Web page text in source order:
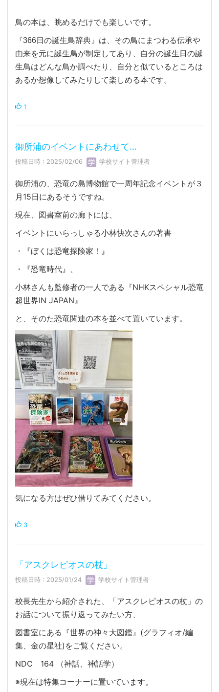
鳥の本は、眺めるだけでも楽しいです。
『366日の誕生鳥辞典』は、その鳥にまつわる伝承や
由来を元に誕生鳥が制定してあり、自分の誕生日の誕
生鳥はどんな鳥か調べたり、自分と似ているところは
あるか想像してみたりして楽しめる本です。
1
御所浦のイベントにあわせて…
投稿日時 : 2025/02/06 学校サイト管理者
御所浦の、恐竜の島博物館で一周年記念イベントが３
月15日にあるそうですね。
現在、図書室前の廊下には、
イベントにいらっしゃる小林快次さんの著書
・『ぼくは恐竜探険家！』
・『恐竜時代』、
小林さんも監修者の一人である『NHKスペシャル恐竜
超世界IN JAPAN』
と、そのた恐竜関連の本を並べて置いています。
気になる方はぜひ借りてみてください。
3
「アスクレピオスの杖」
投稿日時 : 2025/01/24 学校サイト管理者
校長先生から紹介された、「アスクレピオスの杖」の
お話について振り返ってみたい方、
図書室にある『世界の神々大図鑑』(グラフィオ/編
集、金の星社)をご覧ください。
NDC 164 （神話、神話学）
※現在は特集コーナーに置いています。